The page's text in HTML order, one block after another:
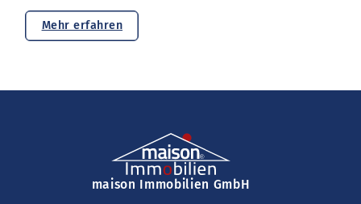
Mehr erfahren
maison Immobilien GmbH